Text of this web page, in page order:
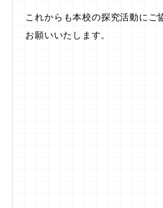
これからも本校の探究活動にご
お願いいたします。